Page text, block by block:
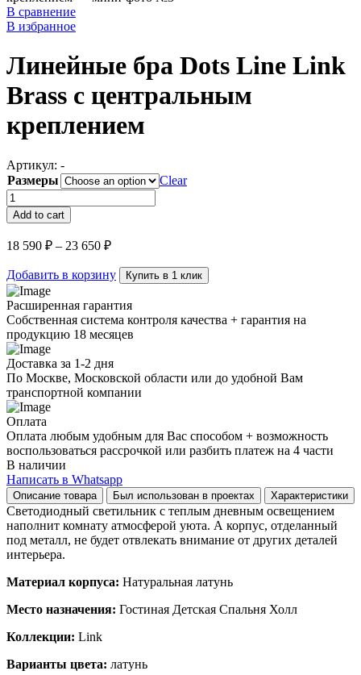
В сравнение
В избранное
Линейные бра Dots Line Link
Brass с центральным
креплением
Артикул: -
Размеры
Clear
Линейные
бра
Dots
Line
Link
Brass
с
центральным
креплением
quantity
Add to cart
18 590 ₽ – 23 650 ₽
Добавить в корзину Купить в 1 клик
Расширенная гарантия
Собственная система контроля качества + гарантия на
продукцию 18 месяцев
Доставка за 1-2 дня
По Москве, Московской области или до удобной Вам
транспортной компании
Оплата
Оплата любым удобным для Вас способом + возможность
воспользоваться рассрочкой или разбить платеж на 4 части
В наличии
Написать в Whatsapp
Описание товара Был использован в проектах Характеристики
Светодиодный светильник с теплым дневным освещением
наполнит комнату атмосферой уюта. А корпус, отделанный
под металл, не будет отвлекать внимание от других деталей
интерьера.
Материал корпуса: Натуральная латунь
Место назначения: Гостиная Детская Спальня Холл
Коллекции: Link
Варианты цвета: латунь